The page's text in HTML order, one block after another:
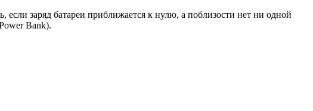
заряд батареи приближается к нулю, а поблизости нет ни одной
Bank).